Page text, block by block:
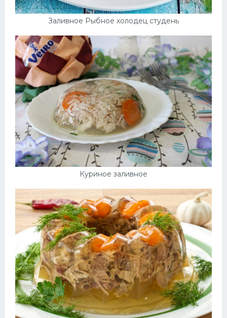
Заливное Рыбное холодец студень
Куриное заливное
Напитки
Дизайн комнаты